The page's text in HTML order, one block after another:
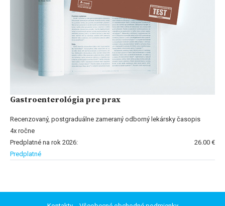
Gastroenterológia pre prax
Recenzovaný, postgraduálne zameraný odborný lekársky časopis
4x ročne
Predplatné na rok 2026:
26.00 €
Predplatné